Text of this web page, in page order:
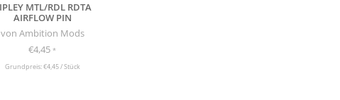
MTL/RDL RDTA
AIRFLOW PIN
von Ambition Mods
€4,45*
Grundpreis: €4,45 / Stück